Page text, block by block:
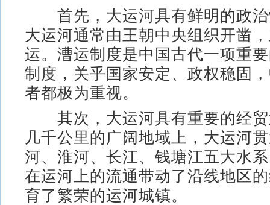
首先，大运河具有鲜明的政治
大运河通常由王朝中央组织开凿
运。漕运制度是中国古代一项重
制度，关乎国家安定、政权稳固
者都极为重视。
其次，大运河具有重要的经贸
几千公里的广阔地域上，大运河
河、淮河、长江、钱塘江五大水
在运河上的流通带动了沿线地区
育了繁荣的运河城镇。